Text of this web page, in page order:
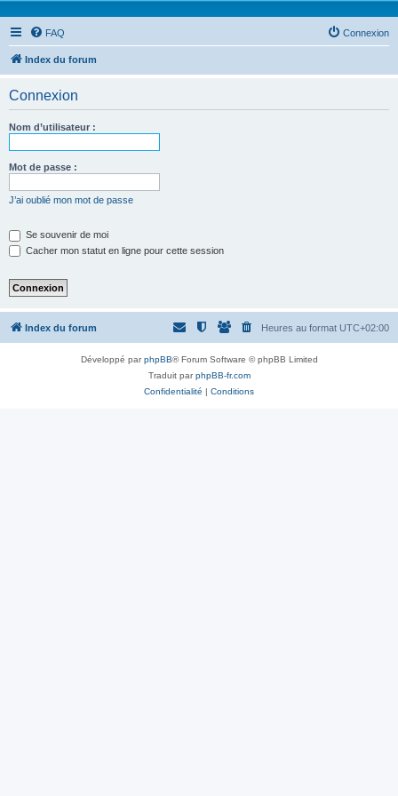
FAQ Connexion
Index du forum
Connexion
Nom d’utilisateur :
Mot de passe :
J’ai oublié mon mot de passe
Se souvenir de moi
Cacher mon statut en ligne pour cette session
Index du forum Heures au format UTC+02:00
Développé parphpBB® Forum Software © phpBB Limited
Traduit parphpBB-fr.com
Confidentialité | Conditions